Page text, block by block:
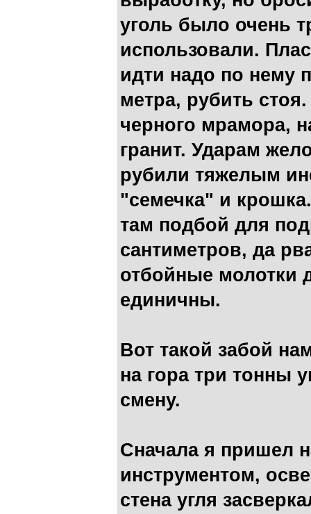
уголь было очень
использовали.
идти надо по нему
метра, рубить
черного мрамора,
гранит. Ударам
рубили тяжелым
"семечка" и
там подбой для
сантиметров, да
отбойные молотки
единичны.
Вот такой забой
на гора три тонны
смену.
Сначала я пришел
инструментом,
стена угля